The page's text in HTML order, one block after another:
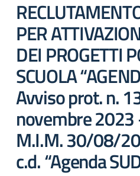
PER
DEI PROGETTI
SCUOLA
Avviso prot. n.
novembre 2023
M.I.M. 30/08/
c.d. “Agenda